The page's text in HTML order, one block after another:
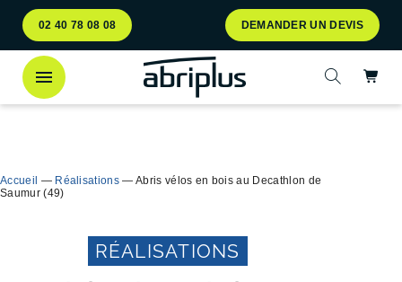
Aller
au
menu
Aller au
contenu
02 40 78 08 08 DEMANDER UN DEVIS
Ouvrir la
Accueil — Réalisations —Abris vélos en bois au Decathlon de
Saumur (49)
RÉALISATIONS